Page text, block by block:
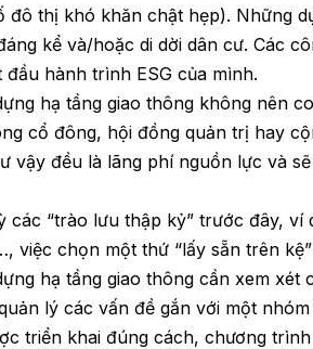
đô thị khó khăn chật hẹp). Những
kể và/hoặc di dời dân cư. Các
hành trình ESG của mình.
hạ tầng giao thông không nên
cổ đông, hội đồng quản trị hay
vậy đều là lãng phí nguồn lực và
các “trào lưu thập kỷ” trước đây, ví
việc chọn một thứ “lấy sẵn trên
hạ tầng giao thông cần xem
lý các vấn đề gắn với một
triển khai đúng cách, chương